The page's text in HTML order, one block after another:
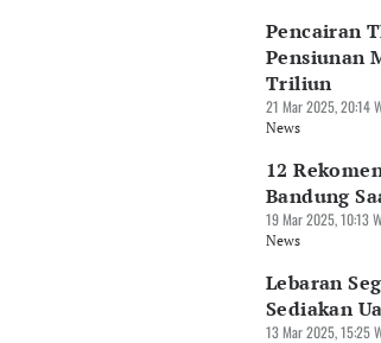
Pencairan
Pensiunan
Triliun
21 Mar 2025, 20:14
News
12
Bandung
19 Mar 2025, 10:13
News
Lebaran
Sediakan
13 Mar 2025, 15:25